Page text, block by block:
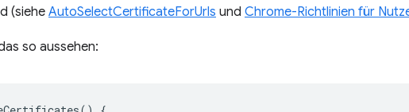
(siehe AutoSelectCertificateForUrls und Chrome-Richtlinien für
so aussehen: